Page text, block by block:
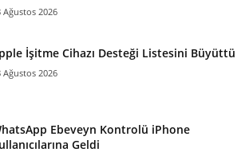
Ağustos 2026
İşitme Cihazı Desteği Listesini Büyüttü
Ağustos 2026
Ebeveyn Kontrolü iPhone
Geldi